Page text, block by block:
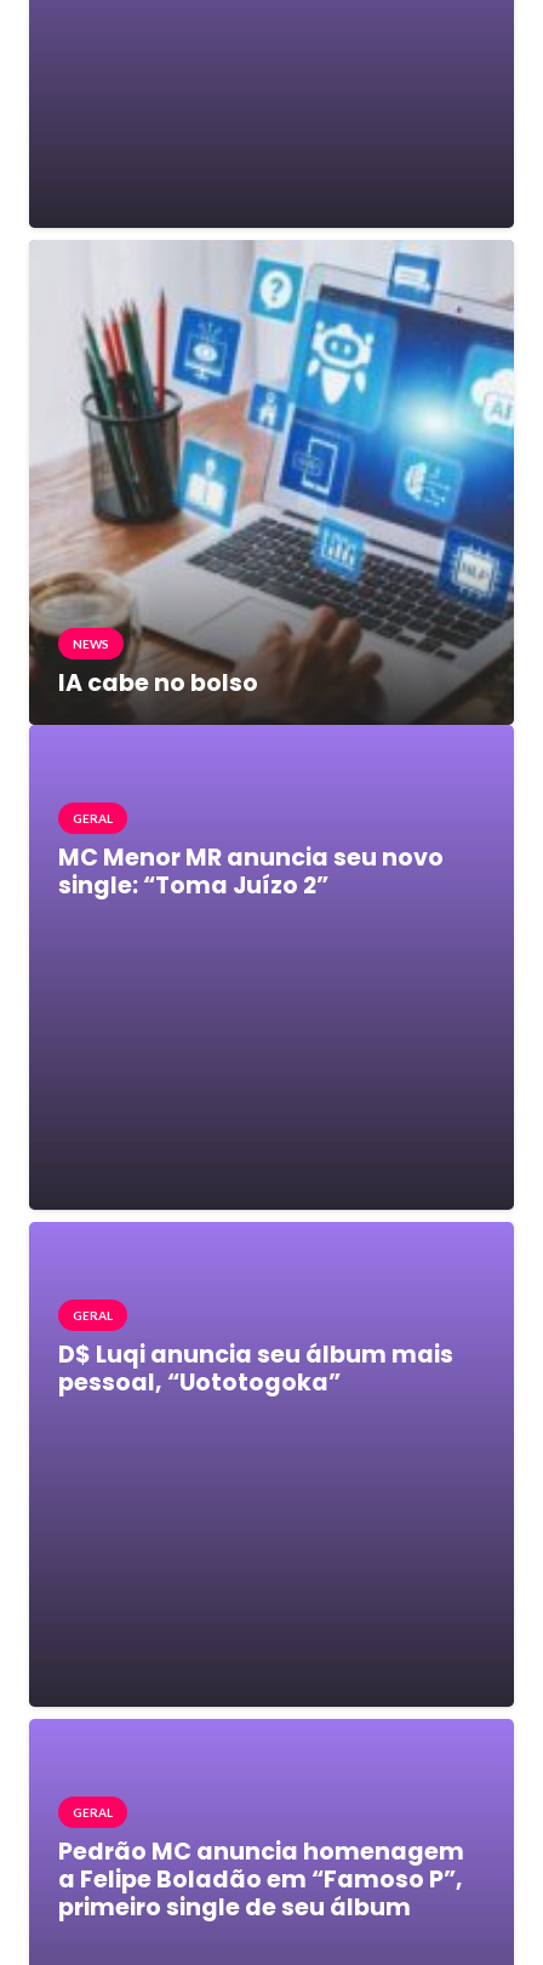
NEWS
IA cabe no bolso
GERAL
MC Menor MR anuncia seu novo
single: “Toma Juízo 2”
GERAL
D$ Luqi anuncia seu álbum mais
pessoal, “Uototogoka”
GERAL
Pedrão MC anuncia homenagem
a Felipe Boladão em “Famoso P”,
primeiro single de seu álbum